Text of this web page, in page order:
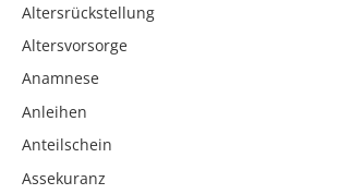
Altersrückstellung
Altersvorsorge
Anamnese
Anleihen
Anteilschein
Assekuranz